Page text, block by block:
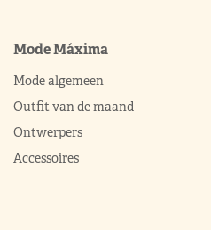
Mode Máxima
Mode algemeen
Outfit van de maand
Ontwerpers
Accessoires